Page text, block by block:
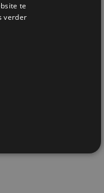
€ 2,95
te
verder